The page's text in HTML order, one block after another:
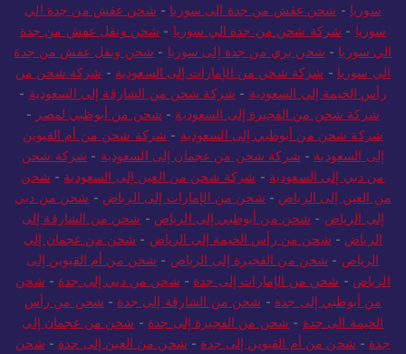
سوريا - شحن عفش من جدة الى سوريا - شحن عفش من جدة الي
سوريا - شركة شحن من جدة الي سوريا - شحن ونقل عفش من جدة
الي سوريا - شحن بري من جدة إلى سوريا - شحن ونقل عفش من جدة
الي سوريا - شركة شحن من الإمارات إلى السعودية - شركة شحن من
رأس الخيمة إلى السعودية - شركة شحن من الشارقة إلى السعودية -
شركة شحن من الفجيرة إلى السعودية - شحن من أبوظبي لمصر -
شركة شحن من أبوظبي إلى السعودية - شركة شحن من أم القيوين
إلى السعودية - شركة شحن من عجمان إلى السعودية - شركة شحن
من دبي إلى السعودية - شركة شحن من العين إلى السعودية - شحن
من العين إلى الرياض - شحن من الإمارات إلى الرياض - شحن من دبي
إلى الرياض - شحن من أبوظبي إلى الرياض - شحن من الشارقة إلى
الرياض - شحن من رأس الخيمة إلى الرياض - شحن من عجمان إلى
الرياض - شحن من الفجيرة إلى الرياض - شحن من أم القيوين إلى
الرياض - شحن من الإمارات إلى جدة - شحن من دبي إلى جدة - شحن
من أبوظبي إلى جدة - شحن من الشارقة إلى جدة - شحن من رأس
الخيمة الى جدة - شحن من الفجيرة إلى جدة - شحن من عجمان إلى
جدة - شحن من أم القيوين إلى جدة - شحن من العين إلى جدة - شحن